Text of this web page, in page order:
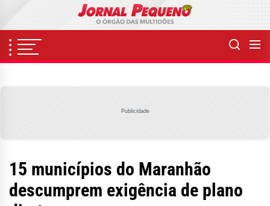
content
Publicidade
15 municípios do Maranhão
descumprem exigência de plano